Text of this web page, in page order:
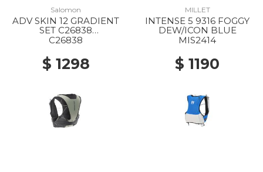
Salomon
ADV SKIN 12 GRADIENT
SET C26838
PHANTOM/CASTELROC
C26838
$ 1298
MILLET
INTENSE 5 9316 FOGGY
DEW/ICON BLUE
MIS2414
$ 1190